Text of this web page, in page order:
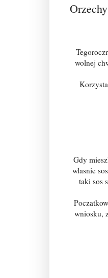
wolnej
Gdy
wlasnie
taki sos
wniosku,